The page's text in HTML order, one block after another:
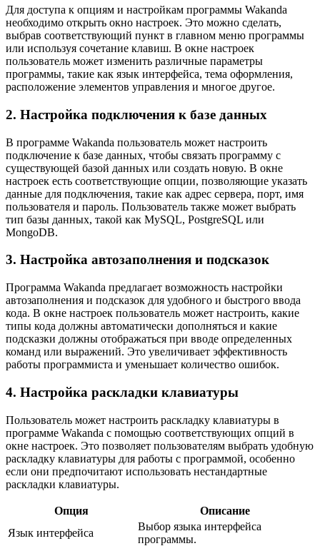
Для доступа к опциям и настройкам программы Wakanda
необходимо открыть окно настроек. Это можно сделать,
выбрав соответствующий пункт в главном меню программы
или используя сочетание клавиш. В окне настроек
пользователь может изменить различные параметры
программы, такие как язык интерфейса, тема оформления,
расположение элементов управления и многое другое.
2. Настройка подключения к базе данных
В программе Wakanda пользователь может настроить
подключение к базе данных, чтобы связать программу с
существующей базой данных или создать новую. В окне
настроек есть соответствующие опции, позволяющие указать
данные для подключения, такие как адрес сервера, порт, имя
пользователя и пароль. Пользователь также может выбрать
тип базы данных, такой как MySQL, PostgreSQL или
MongoDB.
3. Настройка автозаполнения и подсказок
Программа Wakanda предлагает возможность настройки
автозаполнения и подсказок для удобного и быстрого ввода
кода. В окне настроек пользователь может настроить, какие
типы кода должны автоматически дополняться и какие
подсказки должны отображаться при вводе определенных
команд или выражений. Это увеличивает эффективность
работы программиста и уменьшает количество ошибок.
4. Настройка раскладки клавиатуры
Пользователь может настроить раскладку клавиатуры в
программе Wakanda с помощью соответствующих опций в
окне настроек. Это позволяет пользователям выбрать удобную
раскладку клавиатуры для работы с программой, особенно
если они предпочитают использовать нестандартные
раскладки клавиатуры.
Опция
Описание
Язык интерфейса
Выбор языка интерфейса
программы.